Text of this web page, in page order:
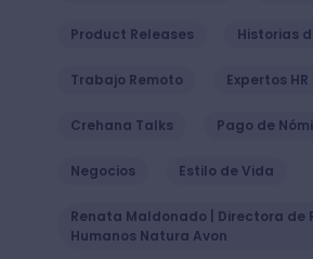
Product Releases Historias
Trabajo Remoto Expertos HR
Crehana Talks Pago de
Negocios Estilo de Vida
Renata Maldonado | Directora de
Humanos Natura Avon